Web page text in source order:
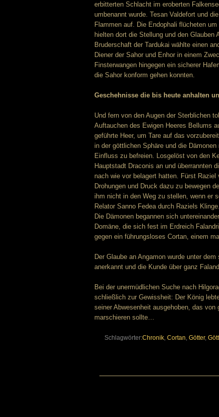
erbitterten Schlacht im eroberten
umbenannt wurde. Tesan Valdefort und
Flammen auf. Die Endophali flücheten
hielten dort die Stellung und den
Bruderschaft der Tardukai wählte einen
Diener der Sahor und Enhor in einem
Finsterwangen hingegen ein sicherer
die Sahor konform gehen konnten.
Geschehnisse die bis heute anhalten
Und fern von den Augen der Sterblichen
Auftauchen des Ewigen Heeres Bellums
geführte Heer, um Tare auf das
in der göttlichen Sphäre und die
Einfluss zu befreien. Losgelöst von den
Hauptstadt Draconis an und überrannten
nach wie vor belagert hatten. Fürst
Drohungen und Druck dazu zu bewegen
ihm nicht in den Weg zu stellen, wenn er
Relator Sanno Fedea durch Raziels
Die Dämonen begannen sich
Domäne, die sich fest im Erdreich
gegen ein führungsloses Cortan, einem
Der Glaube an Angamon wurde unter
anerkannt und die Kunde über ganz
Bei der unermüdlichen Suche nach
schließlich zur Gewissheit: Der König
seiner Abwesenheit ausgehoben, das
marschieren sollte…
Schlagwörter:Chronik, Cortan, Götter,